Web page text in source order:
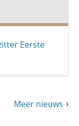
Eerste
Meer nieuws